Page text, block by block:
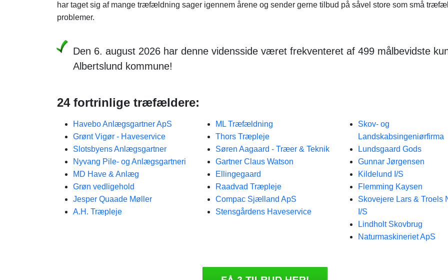
har taget sig af mange træfældning sager igennem årene og sender gerne tilbud på såvel store som små
problemer.
Den 6. august 2026 har denne vidensside været frekventeret af 499 målbevidste
Albertslund kommune!
24 fortrinlige træfældere:
Havebo Anlægsgartner ApS
Grønt Vigør - Haveservice
Slotsbyens Anlægsgartner
Nyvang Pile- og Anlægsgartneri
MD Have & Anlæg
Grøn vedligehold
Jesper Quaade Møller
A.H. Træpleje
ML Træfældning
Thors Træpleje
Søren Aagaard - Træer & Teknik
Gartner Claus Watson
Ellingegaard
Raadvad Træpleje
Compac Sjælland ApS
Stensgårdens Haveservice
Skov- og
Landskabsingeniørfirma
Lundsgaard Gods
Gunnar Jørgensen
Kildelund I/S
Flemming Kaysen
Skovejere Lars & Troels
I/S
Lindholt Skovbrug
Naturmaskineriet ApS